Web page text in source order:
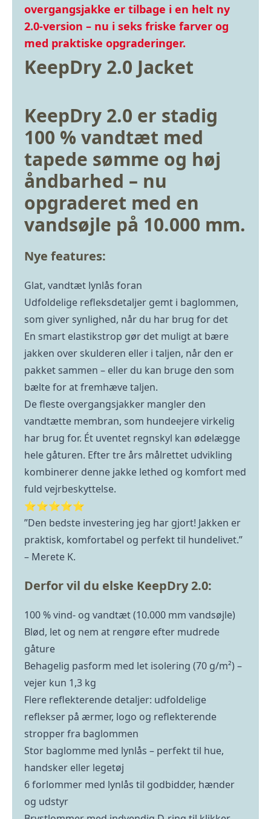
overgangsjakke er tilbage i en helt ny
2.0-version – nu i seks friske farver og
med praktiske opgraderinger.
KeepDry 2.0 Jacket
KeepDry 2.0 er stadig
100 % vandtæt med
tapede sømme og høj
åndbarhed – nu
opgraderet med en
vandsøjle på 10.000 mm.
Nye features:
Glat, vandtæt lynlås foran
Udfoldelige refleksdetaljer gemt i baglommen,
som giver synlighed, når du har brug for det
En smart elastikstrop gør det muligt at bære
jakken over skulderen eller i taljen, når den er
pakket sammen – eller du kan bruge den som
bælte for at fremhæve taljen.
De fleste overgangsjakker mangler den
vandtætte membran, som hundeejere virkelig
har brug for. Ét uventet regnskyl kan ødelægge
hele gåturen. Efter tre års målrettet udvikling
kombinerer denne jakke lethed og komfort med
fuld vejrbeskyttelse.
⭐⭐⭐⭐⭐
”Den bedste investering jeg har gjort! Jakken er
praktisk, komfortabel og perfekt til hundelivet.”
– Merete K.
Derfor vil du elske KeepDry 2.0:
100 % vind- og vandtæt (10.000 mm vandsøjle)
Blød, let og nem at rengøre efter mudrede
gåture
Behagelig pasform med let isolering (70 g/m²) –
vejer kun 1,3 kg
Flere reflekterende detaljer: udfoldelige
reflekser på ærmer, logo og reflekterende
stropper fra baglommen
Stor baglomme med lynlås – perfekt til hue,
handsker eller legetøj
6 forlommer med lynlås til godbidder, hænder
og udstyr